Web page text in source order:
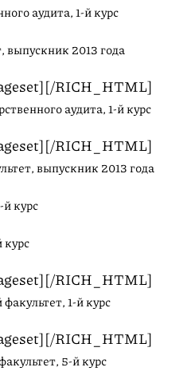
аудита, 1-й курс
выпускник 2013 года
RICH_HTML]
аудита, 1-й курс
RICH_HTML]
выпускник 2013 года
курс
курс
RICH_HTML]
1-й курс
RICH_HTML]
5-й курс